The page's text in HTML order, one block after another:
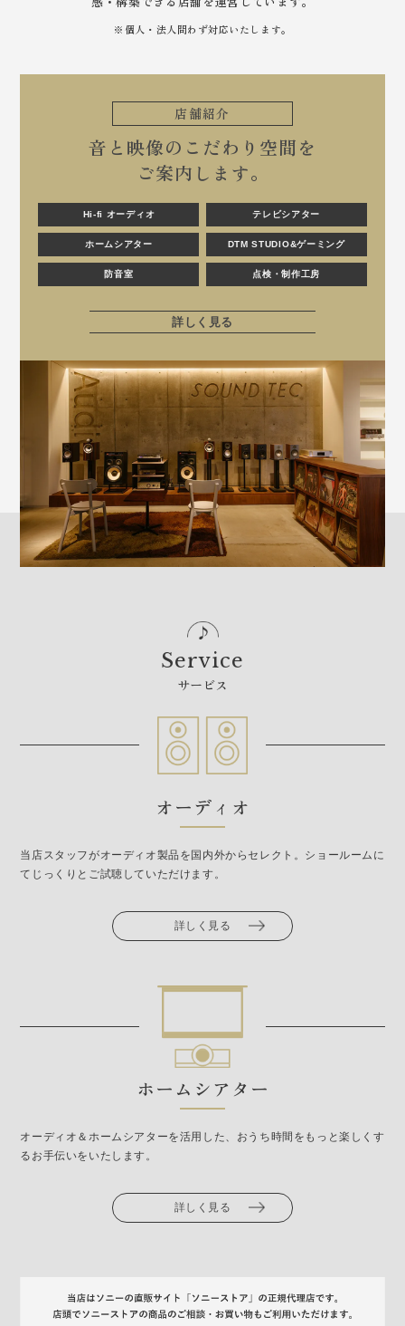
※個人・法人問わず対応いたします。
店舗紹介
音と映像のこだわり空間を
ご案内します。
Hi-fi オーディオ テレビシアター
ホームシアター DTM STUDIO&ゲーミング
防音室 点検・制作工房
詳しく見る
Service
サービス
オーディオ
当店スタッフがオーディオ製品を国内外からセレクト。ショールームに
てじっくりとご試聴していただけます。
詳しく見る
ホームシアター
オーディオ＆ホームシアターを活用した、おうち時間をもっと楽しくす
るお手伝いをいたします。
詳しく見る